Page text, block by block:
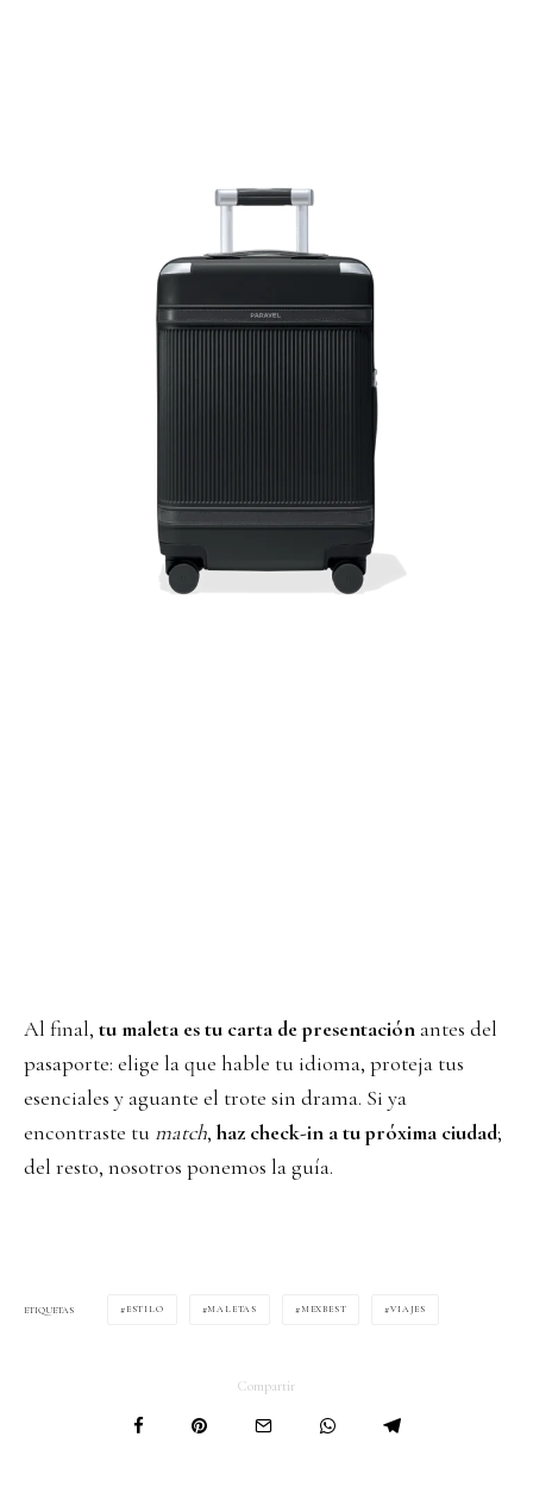
Al final, tu maleta es tu carta de presentación antes del
pasaporte: elige la que hable tu idioma, proteja tus
esenciales y aguante el trote sin drama. Si ya
encontraste tu match, haz check-in a tu próxima ciudad;
del resto, nosotros ponemos la guía.
ETIQUETAS ESTILO MALETAS MEXBEST VIAJES
Compartir